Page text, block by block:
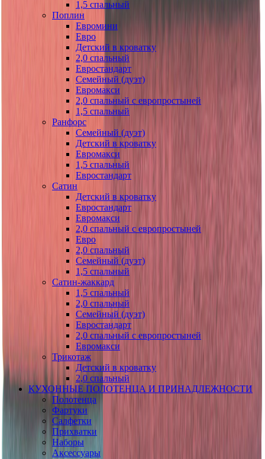
1,5 спальный
Поплин
Евромини
Евро
Детский в кроватку
2,0 спальный
Евростандарт
Семейный (дуэт)
Евромакси
2,0 спальный с европростыней
1,5 спальный
Ранфорс
Семейный (дуэт)
Детский в кроватку
Евромакси
1,5 спальный
Евростандарт
Сатин
Детский в кроватку
Евростандарт
Евромакси
2,0 спальный с европростыней
Евро
2,0 спальный
Семейный (дуэт)
1,5 спальный
Сатин-жаккард
1,5 спальный
2,0 спальный
Семейный (дуэт)
Евростандарт
2,0 спальный с европростыней
Евромакси
Трикотаж
Детский в кроватку
2,0 спальный
КУХОННЫЕ ПОЛОТЕНЦА И ПРИНАДЛЕЖНОСТИ
Полотенца
Фартуки
Салфетки
Прихватки
Наборы
Аксессуары